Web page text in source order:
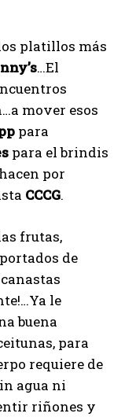
platillos más
…El
mover esos
para
para el brindis
por
CCCG.
frutas,
de
canastas
le
buena
para
requiere de
agua ni
riñones y